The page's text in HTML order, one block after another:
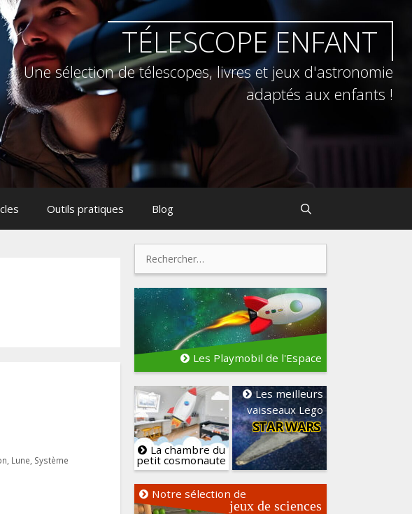
TÉLESCOPE ENFANT
Une sélection de télescopes, livres et jeux d'astronomie
adaptés aux enfants !
Outils pratiques Blog
Lune Système
Les Playmobil de l'Espace
La chambre du
petit cosmonaute
Les meilleurs
vaisseaux Lego
STAR WARS
Notre sélection de
jeux de sciences